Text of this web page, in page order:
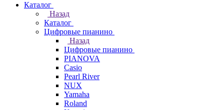
Каталог
Назад
Каталог
Цифровые пианино
Назад
Цифровые пианино
PIANOVA
Casio
Pearl River
NUX
Yamaha
Roland